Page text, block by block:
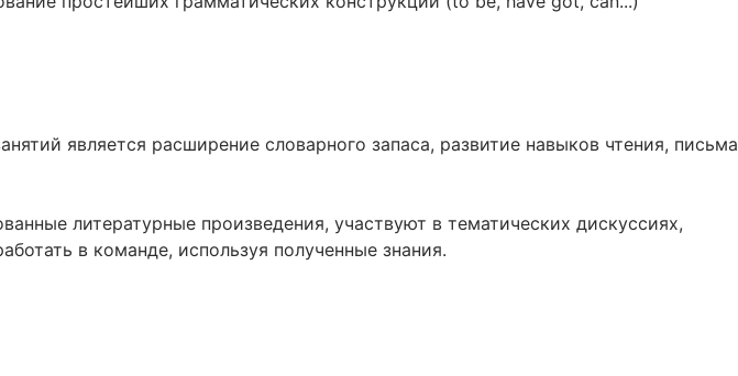
является расширение словарного запаса, развитие навыков чтения, письма
литературные произведения, участвуют в тематических дискуссиях,
в команде, используя полученные знания.